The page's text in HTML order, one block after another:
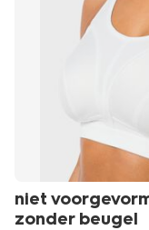
niet
zonder beugel